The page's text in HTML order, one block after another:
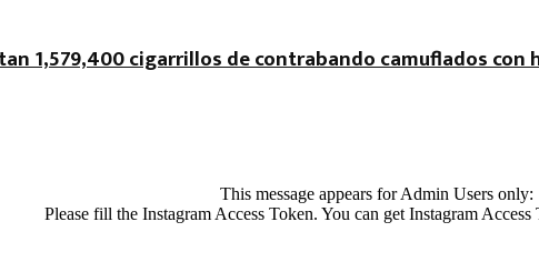
1,579,400 cigarrillos de contrabando camuflados con
This message appears for Admin Users only:
Please fill the Instagram Access Token. You can get Instagram